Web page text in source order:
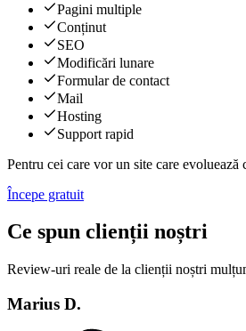
Pagini multiple
Conținut
SEO
Modificări lunare
Formular de contact
Mail
Hosting
Support rapid
Pentru cei care vor un site care evoluează
Începe gratuit
Ce spun clienții noștri
Review-uri reale de la clienții noștri
Marius D.